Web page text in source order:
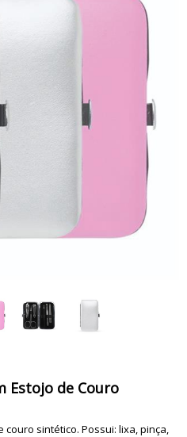
Estojo de Couro
couro sintético. Possui: lixa, pinça,